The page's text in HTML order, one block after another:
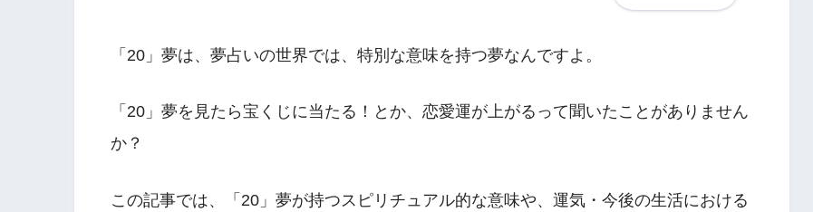
「20」夢は、夢占いの世界では、特別な意味を持つ夢なんですよ。
「20」夢を見たら宝くじに当たる！とか、恋愛運が上がるって聞いたことがありません
か？
この記事では、「20」夢が持つスピリチュアル的な意味や、運気・今後の生活における